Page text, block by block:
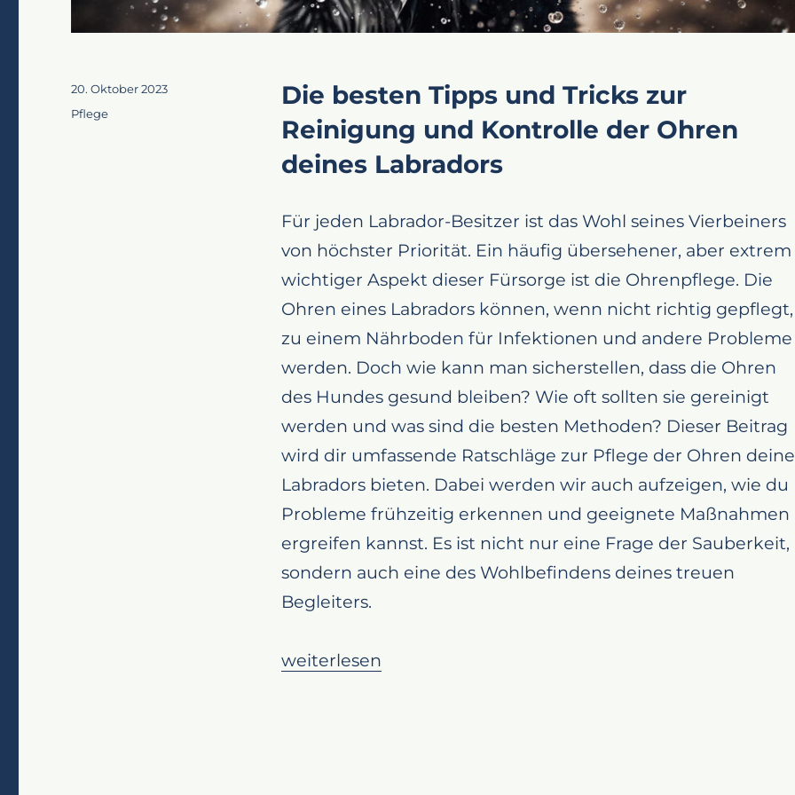
Die besten Tipps und Tricks zur
Reinigung und Kontrolle der Ohren
deines Labradors
Für jeden Labrador-Besitzer ist das Wohl seines Vierbeiners
von höchster Priorität. Ein häufig übersehener, aber extrem
wichtiger Aspekt dieser Fürsorge ist die Ohrenpflege. Die
Ohren eines Labradors können, wenn nicht richtig gepflegt,
zu einem Nährboden für Infektionen und andere Probleme
werden. Doch wie kann man sicherstellen, dass die Ohren
des Hundes gesund bleiben? Wie oft sollten sie gereinigt
werden und was sind die besten Methoden? Dieser Beitrag
wird dir umfassende Ratschläge zur Pflege der Ohren
Labradors bieten. Dabei werden wir auch aufzeigen, wie du
Probleme frühzeitig erkennen und geeignete Maßnahmen
ergreifen kannst. Es ist nicht nur eine Frage der Sauberkeit,
sondern auch eine des Wohlbefindens deines treuen
Begleiters.
„Ohrenpflege beim Labrador Retriever“
weiterlesen
Veröffentlicht
am
20. Oktober 2023
Kategorien
Pflege